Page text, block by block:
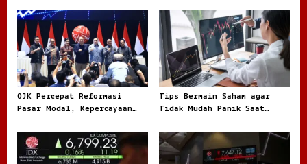
v
i
g
a
t
i
o
n
OJK Percepat Reformasi
Pasar Modal, Kepercayaan
Tips Bermain Saham agar
Tidak Mudah Panik Saat